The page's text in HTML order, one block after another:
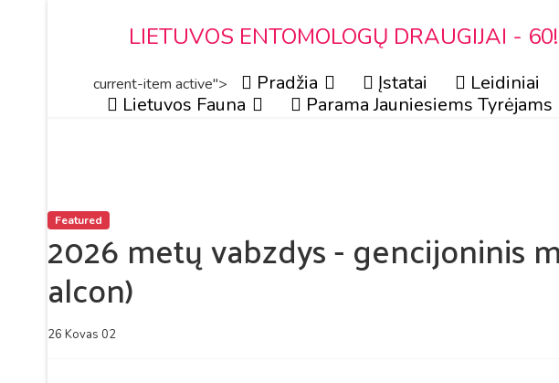
LIETUVOS ENTOMOLOGŲ DRAUGIJAI - 60!
current-item active"> Pradžia Įstatai Leidiniai
Lietuvos Fauna
Parama Jauniesiems Tyrėjams
Featured
2026 metų vabzdys - gencijoninis
alcon)
26 Kovas 02